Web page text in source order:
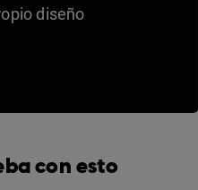
diseño
con esto